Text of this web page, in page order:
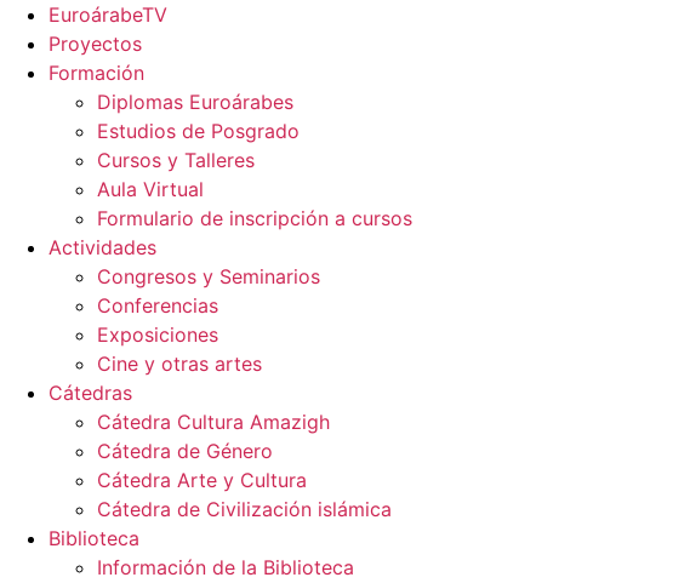
EuroárabeTV
Proyectos
Formación
Diplomas Euroárabes
Estudios de Posgrado
Cursos y Talleres
Aula Virtual
Formulario de inscripción a cursos
Actividades
Congresos y Seminarios
Conferencias
Exposiciones
Cine y otras artes
Cátedras
Cátedra Cultura Amazigh
Cátedra de Género
Cátedra Arte y Cultura
Cátedra de Civilización islámica
Biblioteca
Información de la Biblioteca